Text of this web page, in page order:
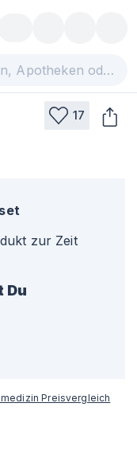
17
zur Zeit
Du
Preisvergleich